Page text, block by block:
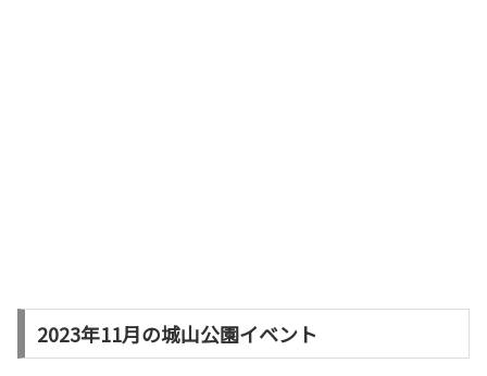
2023年11月の城山公園イベント